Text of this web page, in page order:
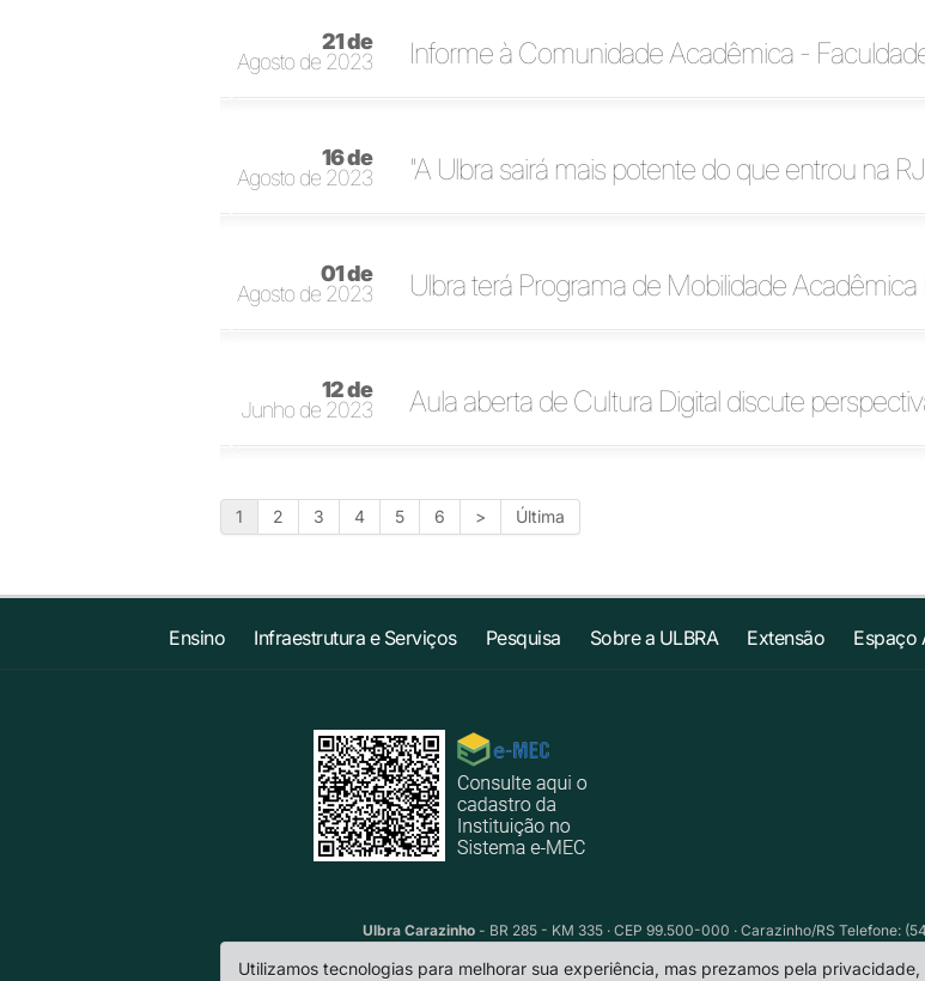
21 de
Agosto de 2023
Informe à Comunidade Acadêmica -
16 de
Agosto de 2023
"A Ulbra sairá mais potente do que entrou na
01 de
Agosto de 2023
Ulbra terá Programa de Mobilidade Acadêmica
12 de
Junho de 2023
Aula aberta de Cultura Digital discute
1 2 3 4 5 6 > Última
Ensino Infraestrutura e Serviços Pesquisa Sobre a ULBRA Extensão Espaço
Ulbra Carazinho- BR 285 - KM 335 · CEP 99.500-000 · Carazinho/RS Telefone:
Utilizamos tecnologias para melhorar sua experiência, mas prezamos pela privacidade,